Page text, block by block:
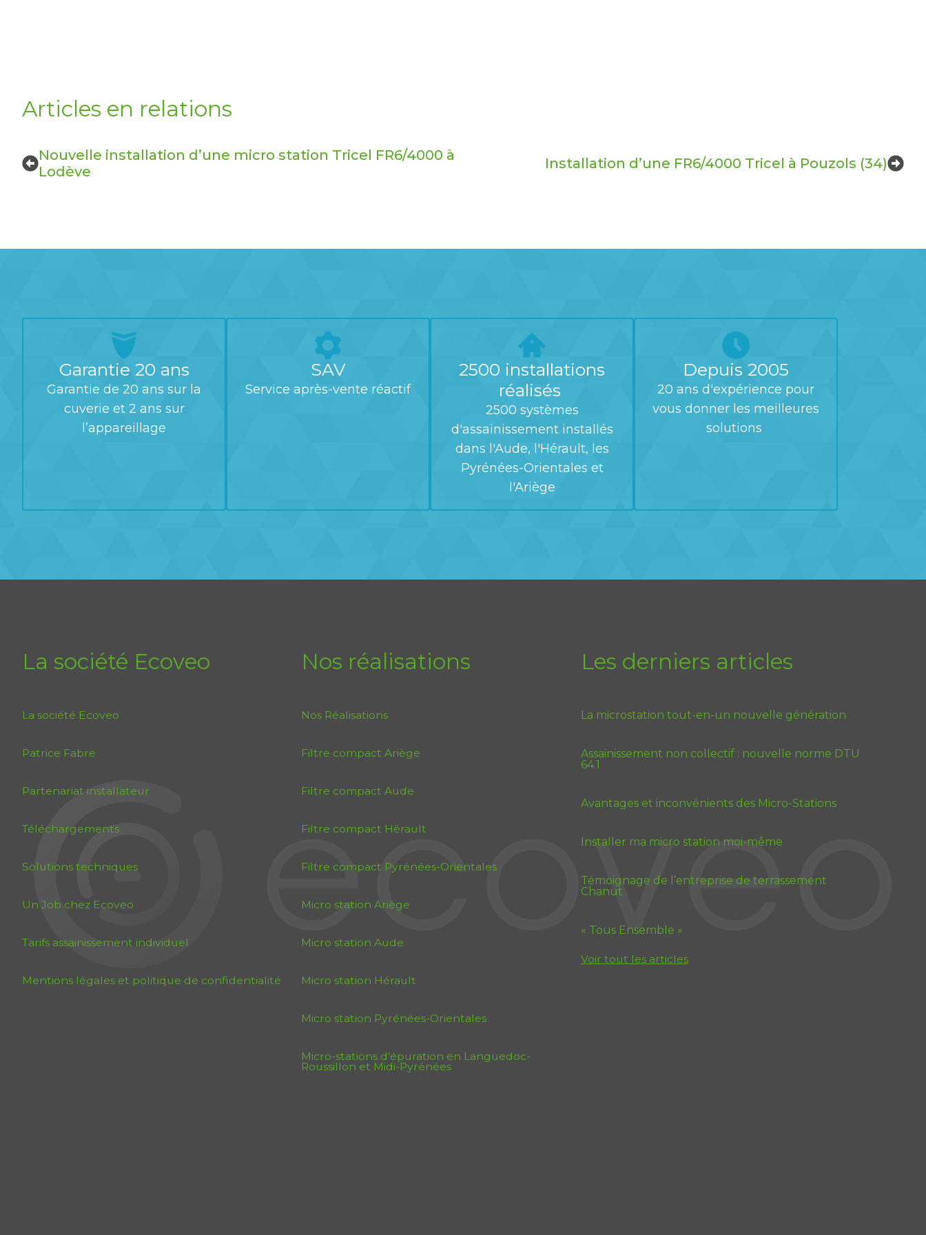
Articles en relations
Nouvelle installation d’une micro station Tricel FR6/4000 à
Lodève
Installation d’une FR6/4000 Tricel à Pouzols (34)
Garantie 20 ans
Garantie de 20 ans sur la
cuverie et 2 ans sur
l’appareillage
SAV
Service après-vente réactif
2500 installations
réalisés
2500 systèmes
d'assainissement installés
dans l'Aude, l'Hérault, les
Pyrénées-Orientales et
l'Ariège
Depuis 2005
20 ans d'expérience pour
vous donner les meilleures
solutions
La société Ecoveo
La société Ecoveo
Patrice Fabre
Partenariat installateur
Téléchargements
Solutions techniques
Un Job chez Ecoveo
Tarifs assainissement individuel
Mentions légales et politique de confidentialité
Nos réalisations
Nos Réalisations
Filtre compact Ariège
Filtre compact Aude
Filtre compact Hérault
Filtre compact Pyrénées-Orientales
Micro station Ariège
Micro station Aude
Micro station Hérault
Micro station Pyrénées-Orientales
Micro-stations d’épuration en Languedoc-
Roussillon et Midi-Pyrénées
Les derniers articles
La microstation tout-en-un nouvelle génération
Assainissement non collectif : nouvelle norme DTU
64.1
Avantages et inconvénients des Micro-Stations
Installer ma micro station moi-même
Témoignage de l’entreprise de terrassement
Chanut
« Tous Ensemble »
Voir tout les articles